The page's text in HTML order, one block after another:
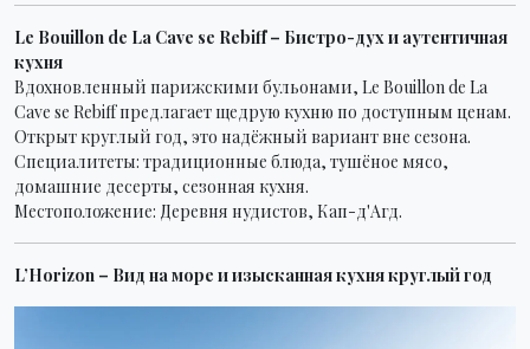
Le Bouillon de La Cave se Rebiff – Бистро-дух и аутентичная
кухня
Вдохновленный парижскими бульонами, Le Bouillon de La
Cave se Rebiff предлагает щедрую кухню по доступным ценам.
Открыт круглый год, это надёжный вариант вне сезона.
Специалитеты: традиционные блюда, тушёное мясо,
домашние десерты, сезонная кухня.
Местоположение: Деревня нудистов, Кап-д'Агд.
L’Horizon – Вид на море и изысканная кухня круглый год